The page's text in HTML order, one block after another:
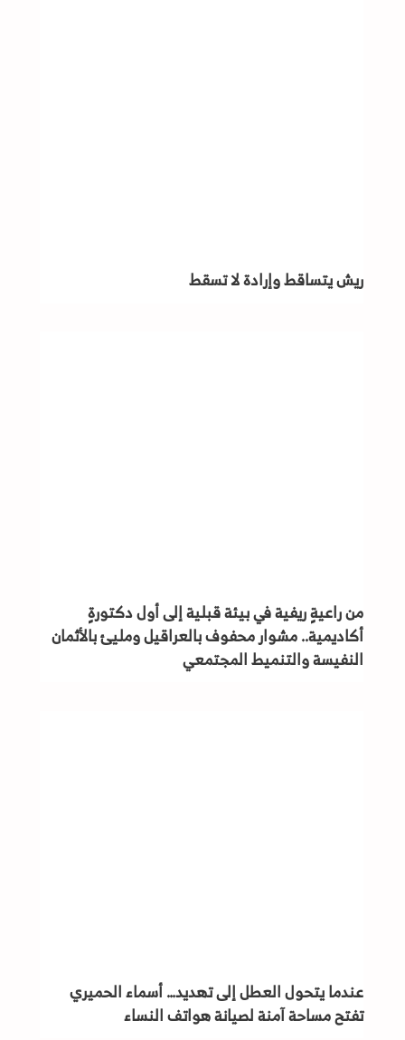
ريش يتساقط وإرادة لا تسقط
من راعيةٍ ريفية في بيئة قبلية إلى أول دكتورةٍ
أكاديمية.. مشوار محفوف بالعراقيل ومليئ بالأثمان
النفيسة والتنميط المجتمعي
عندما يتحول العطل إلى تهديد… أسماء الحميري
تفتح مساحة آمنة لصيانة هواتف النساء